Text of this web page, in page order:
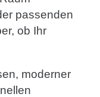
passenden
ob Ihr
moderner